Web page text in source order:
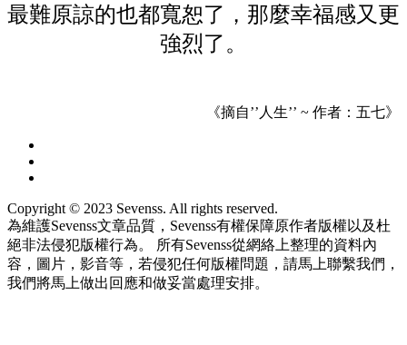
最難原諒的也都寬恕了，那麼幸福感又更
強烈了。
《摘自’’人生’’ ~ 作者：五七》
Copyright © 2023 Sevenss. All rights reserved.
為維護Sevenss文章品質，Sevenss有權保障原作者版權以及杜
絕非法侵犯版權行為。 所有Sevenss從網絡上整理的資料內
容，圖片，影音等，若侵犯任何版權問題，請馬上聯繫我們，
我們將馬上做出回應和做妥當處理安排。